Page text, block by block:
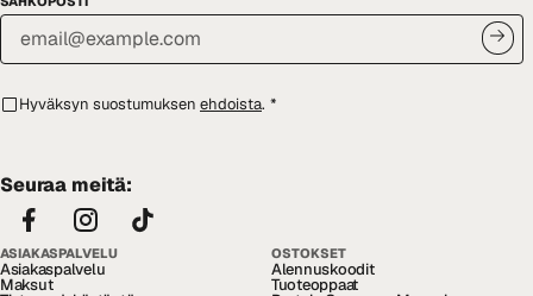
Hyväksyn suostumuksen ehdoista. *
Seuraa meitä:
ASIAKASPALVELU
Asiakaspalvelu
Maksut
OSTOKSET
Alennuskoodit
Tuoteoppaat